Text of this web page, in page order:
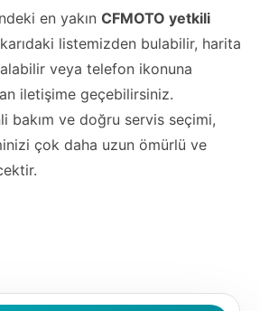
en yakın CFMOTO yetkili
listemizden bulabilir, harita
veya telefon ikonuna
iletişime geçebilirsiniz.
bakım ve doğru servis seçimi,
çok daha uzun ömürlü ve